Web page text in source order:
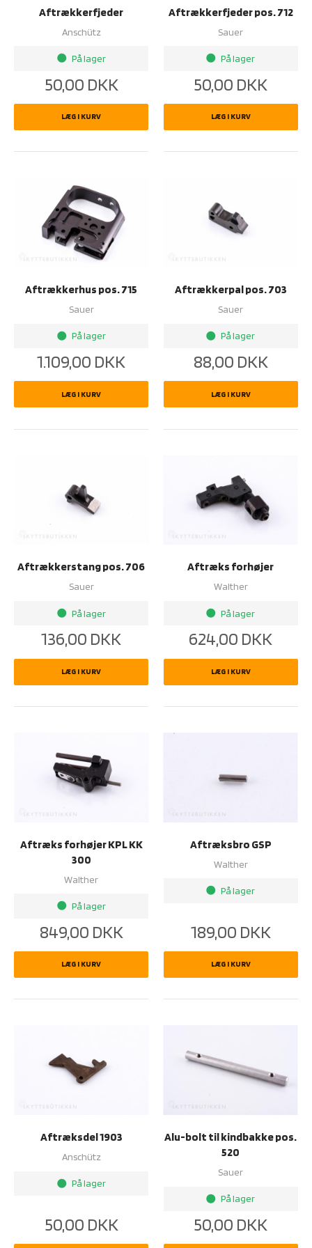
Aftrækkerfjeder
Anschütz
brightness_1 På lager
50,00 DKK
LÆG I KURV
Aftrækkerfjeder pos. 712
Sauer
brightness_1 På lager
50,00 DKK
LÆG I KURV
Aftrækkerhus pos. 715
Sauer
brightness_1 På lager
1.109,00 DKK
LÆG I KURV
Aftrækkerpal pos. 703
Sauer
brightness_1 På lager
88,00 DKK
LÆG I KURV
Aftrækkerstang pos. 706
Sauer
brightness_1 På lager
136,00 DKK
LÆG I KURV
Aftræks forhøjer
Walther
brightness_1 På lager
624,00 DKK
LÆG I KURV
Aftræks forhøjer KPL KK
300
Walther
brightness_1 På lager
849,00 DKK
LÆG I KURV
Aftræksbro GSP
Walther
brightness_1 På lager
189,00 DKK
LÆG I KURV
Aftræksdel 1903
Anschütz
brightness_1 På lager
50,00 DKK
Alu-bolt til kindbakke pos.
520
Sauer
brightness_1 På lager
50,00 DKK